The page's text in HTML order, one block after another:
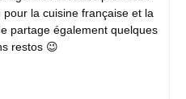
la cuisine française et la
partage également quelques
restos 😉